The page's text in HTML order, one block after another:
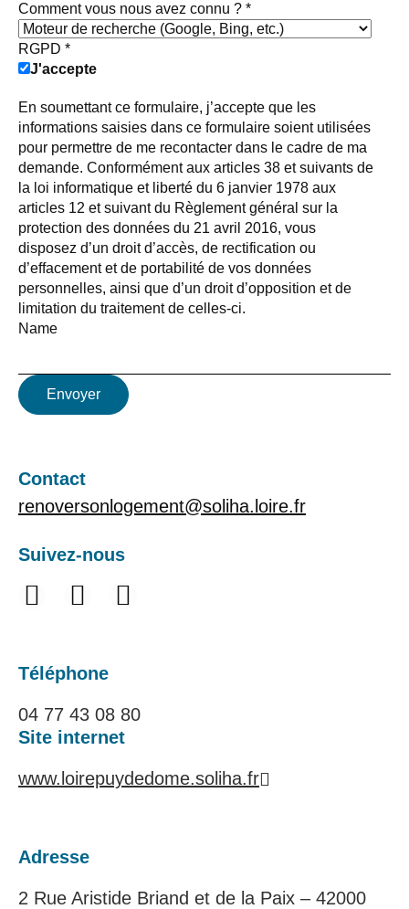
Comment vous nous avez connu ? *
RGPD *
J'accepte
En soumettant ce formulaire, j’accepte que les
informations saisies dans ce formulaire soient utilisées
pour permettre de me recontacter dans le cadre de ma
demande. Conformément aux articles 38 et suivants de
la loi informatique et liberté du 6 janvier 1978 aux
articles 12 et suivant du Règlement général sur la
protection des données du 21 avril 2016, vous
disposez d’un droit d’accès, de rectification ou
d’effacement et de portabilité de vos données
personnelles, ainsi que d’un droit d’opposition et de
limitation du traitement de celles-ci.
Name
Envoyer
Contact
renoversonlogement@soliha.loire.fr
Suivez-nous
Téléphone
04 77 43 08 80
Site internet
www.loirepuydedome.soliha.fr
Adresse
2 Rue Aristide Briand et de la Paix – 42000